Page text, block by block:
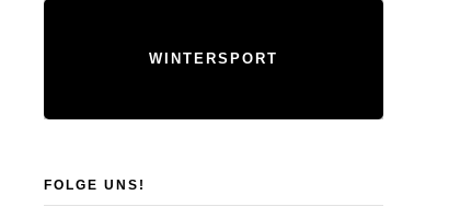
WINTERSPORT
FOLGE UNS!